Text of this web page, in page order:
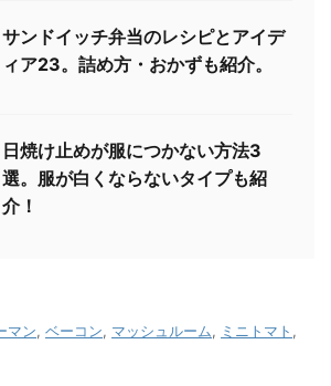
サンドイッチ弁当のレシピとアイデ
ィア23。詰め方・おかずも紹介。
日焼け止めが服につかない方法3
選。服が白くならないタイプも紹
介！
マン, ベーコン, マッシュルーム, ミニトマト ,